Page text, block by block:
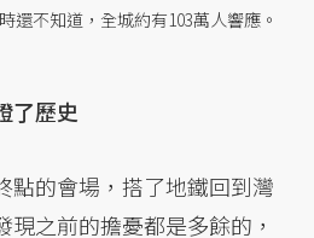
還不知道，全城約有103萬人響應。
了歷史
點的會場，搭了地鐵回到灣
之前的擔憂都是多餘的，